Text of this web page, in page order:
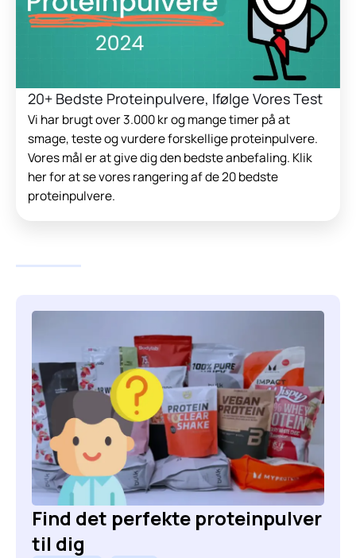
20+ Bedste Proteinpulvere, Ifølge Vores Test
Vi har brugt over 3.000 kr og mange timer på at
smage, teste og vurdere forskellige proteinpulvere.
Vores mål er at give dig den bedste anbefaling. Klik
her for at se vores rangering af de 20 bedste
proteinpulvere.
Find det perfekte proteinpulver
til dig